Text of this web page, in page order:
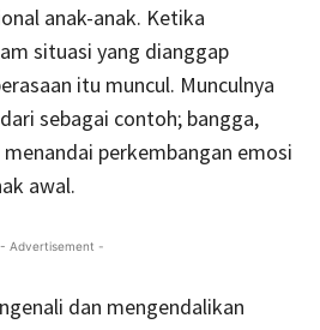
anak-anak. Ketika
situasi yang dianggap
itu muncul. Munculnya
sebagai contoh; bangga,
perkembangan emosi
awal.
- Advertisement -
dan mengendalikan